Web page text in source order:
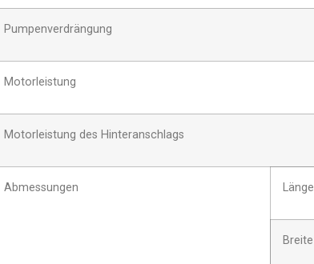
Pumpenverdrängung
Motorleistung
Motorleistung des Hinteranschlags
Abmessungen Länge
Breite